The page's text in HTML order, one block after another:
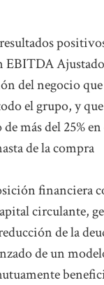
EBITDA
del negocio
el grupo, y
más del 25%
de la compra
financiera
circulante,
de la
de un